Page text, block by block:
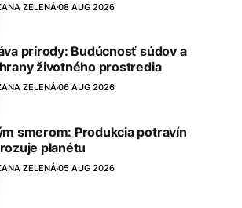
ZELENÁ08 AUG 2026
prírody: Budúcnosť súdov a
životného prostredia
ZELENÁ06 AUG 2026
smerom: Produkcia potravín
planétu
ZELENÁ05 AUG 2026